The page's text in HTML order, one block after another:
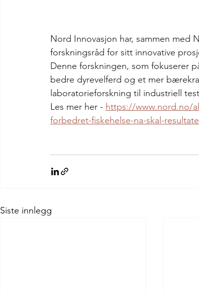
Nord Innovasjon har, sammen med
forskningsråd for sitt innovative
Denne forskningen, som fokuserer
bedre dyrevelferd og et mer
laboratorieforskning til industriell
Les mer her - https://www.nord.no/
forbedret-fiskehelse-na-skal-
Siste innlegg